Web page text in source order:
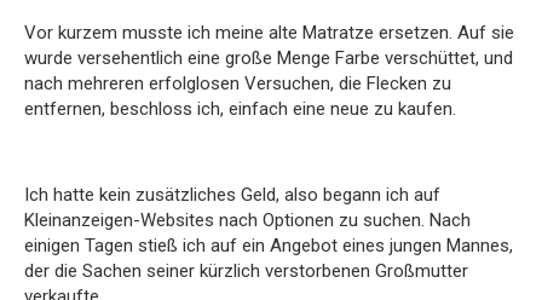
Vor kurzem musste ich meine alte Matratze ersetzen. Auf sie
wurde versehentlich eine große Menge Farbe verschüttet, und
nach mehreren erfolglosen Versuchen, die Flecken zu
entfernen, beschloss ich, einfach eine neue zu kaufen.
Ich hatte kein zusätzliches Geld, also begann ich auf
Kleinanzeigen-Websites nach Optionen zu suchen. Nach
einigen Tagen stieß ich auf ein Angebot eines jungen Mannes,
der die Sachen seiner kürzlich verstorbenen Großmutter